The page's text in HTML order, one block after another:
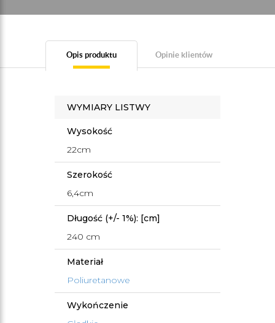
Opis produktu Opinie klientów
WYMIARY LISTWY
Wysokość
22cm
Szerokość
6,4cm
Długość (+/- 1%): [cm]
240 cm
Materiał
Poliuretanowe
Wykończenie